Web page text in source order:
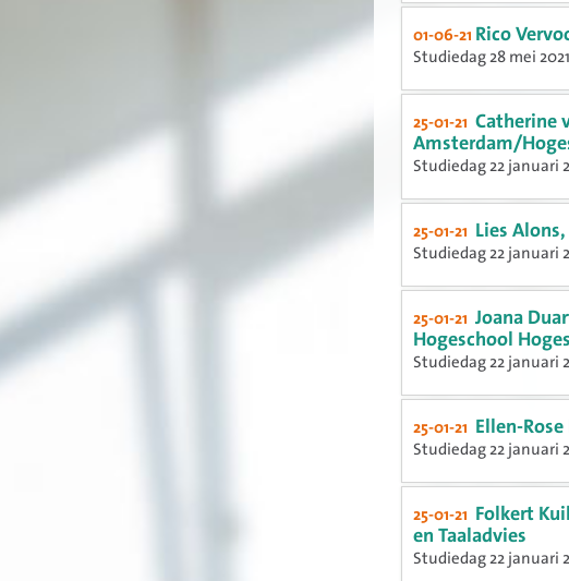
01-06-21 Rico
Studiedag 28 mei
25-01-21 Catherine
Amsterdam/
Studiedag 22 januari
25-01-21 Lies
Studiedag 22 januari
25-01-21 Joana
Hogeschool
Studiedag 22 januari
25-01-21 Ellen-
Studiedag 22 januari
25-01-21 Folkert
en Taaladvies
Studiedag 22 januari